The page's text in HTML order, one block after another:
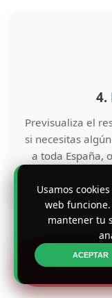
4.
Previsualiza el
si necesitas
a toda España,
🚀
Usamos
web
mantener tu
ACEPTAR